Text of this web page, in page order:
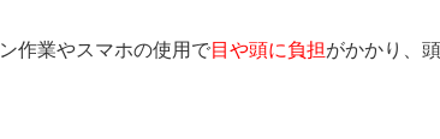
作業やスマホの使用で目や頭に負担がかかり、